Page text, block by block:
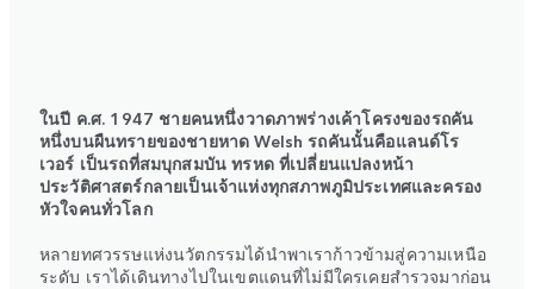
ในปี ค.ศ. 1947 ชายคนหนึ่งวาดภาพร่างเค้าโครงของรถคัน
หนึ่งบนผืนทรายของชายหาด Welsh รถคันนั้นคือแลนด์โร
เวอร์ เป็นรถที่สมบุกสมบัน ทรหด ที่เปลี่ยนแปลงหน้า
ประวัติศาสตร์กลายเป็นเจ้าแห่งทุกสภาพภูมิประเทศและครอง
หัวใจคนทั่วโลก
หลายทศวรรษแห่งนวัตกรรมได้นำพาเราก้าวข้ามสู่ความเหนือ
ระดับ เราได้เดินทางไปในเขตแดนที่ไม่มีใครเคยสำรวจมาก่อน